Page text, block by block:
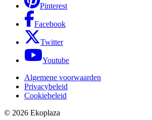
Pinterest
Facebook
Twitter
Youtube
Algemene voorwaarden
Privacybeleid
Cookiebeleid
© 2026 Ekoplaza